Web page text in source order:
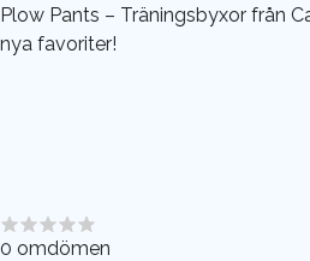
Plow Pants – Träningsbyxor från
nya favoriter!
0 omdömen